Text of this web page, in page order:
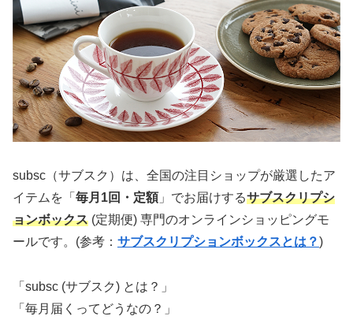
subsc（サブスク）は、全国の注目ショップが厳選したア
イテムを「 毎月1回・定額」でお届けするサブスクリプシ
ョンボックス (定期便) 専門のオンラインショッピングモ
ールです。(参考： サブスクリプションボックスとは？)
「subsc (サブスク) とは？」
「毎月届くってどうなの？」